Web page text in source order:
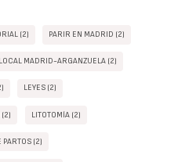
(2) PARIR EN MADRID (2)
MADRID-ARGANZUELA (2)
LEYES (2)
(2) LITOTOMÍA (2)
PARTOS (2)